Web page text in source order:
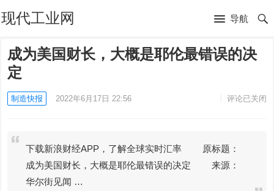
现代工业网 导航
成为美国财长，大概是耶伦最错误的决
定
制造快报 2022年6月17日 22:56 评论已关闭
下载新浪财经APP，了解全球实时汇率 原标题：
成为美国财长，大概是耶伦最错误的决定 来源：
华尔街见闻 …